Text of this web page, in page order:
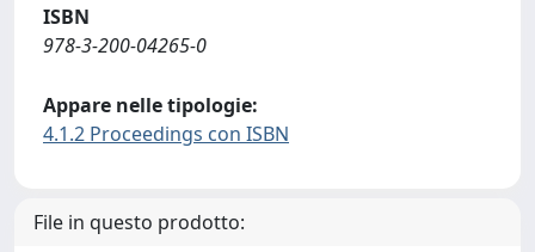
ISBN
978-3-200-04265-0
Appare nelle tipologie:
4.1.2 Proceedings con ISBN
File in questo prodotto: